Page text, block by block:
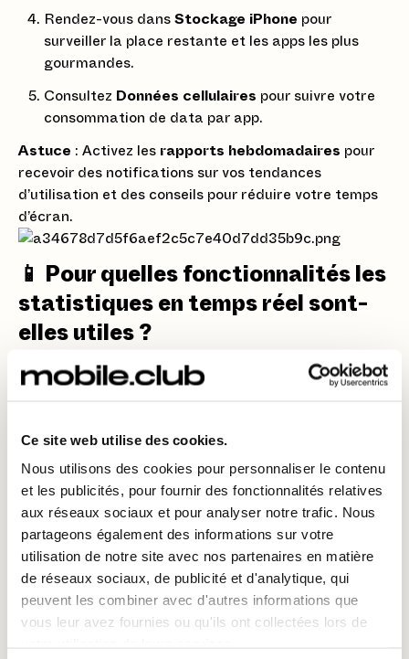
Ce site web utilise des cookies.
Nous utilisons des cookies pour personnaliser le contenu
et les publicités, pour fournir des fonctionnalités relatives
aux réseaux sociaux et pour analyser notre trafic. Nous
partageons également des informations sur votre
utilisation de notre site avec nos partenaires en matière
de réseaux sociaux, de publicité et d'analytique, qui
peuvent les combiner avec d'autres informations que
vous leur avez fournies ou qu'ils ont collectées lors de
Rendez-vous dans Stockage iPhone pour
surveiller la place restante et les apps les plus
gourmandes.
Consultez Données cellulaires pour suivre votre
consommation de data par app.
Astuce : Activez les rapports hebdomadaires pour
recevoir des notifications sur vos tendances
d’utilisation et des conseils pour réduire votre temps
d’écran.
📱 Pour quelles fonctionnalités les
statistiques en temps réel sont-
elles utiles ?
Suivi du temps passé sur les réseaux sociaux
Optimisation des apps en arrière-plan
Surveillance de l’utilisation des données
mobiles
🚀 Bonus : Créez des raccourcis
personnalisés
Avecl’app Raccourcis, configurez des
automatisations qui vous alertent lorsque vous